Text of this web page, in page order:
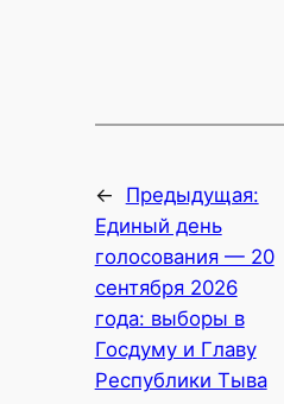
←
Предыдущая:
Единый день
голосования — 20
сентября 2026
года: выборы в
Госдуму и Главу
Республики Тыва